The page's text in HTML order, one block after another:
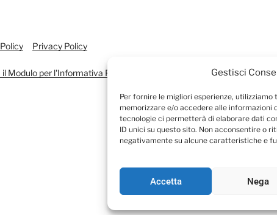
Gestisci
Per fornire le migliori esperienze,
memorizzare e/o accedere alle informazioni
tecnologie ci permetterà di elaborare dati
ID unici su questo sito. Non acconsentire o
negativamente su alcune caratteristiche e
Accetta Nega
Privacy Policy
Modulo per l'Informativa Privacy